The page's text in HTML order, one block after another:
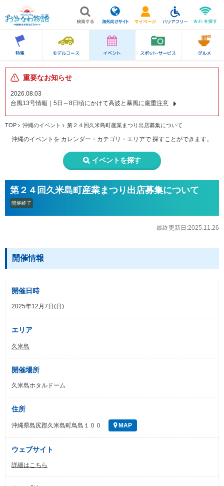
重要なお知らせ
2026.08.03
台風13号情報｜5日～8日頃にかけて高波と暴風に厳重注意
TOP 沖縄のイベント 第２４回久米島町産業まつり出店募集について
沖縄のイベントを カレンダー・カテゴリ・エリアで 探すことができます。
イベントを探す
第２４回久米島町産業まつり出店募集について
開催終了
最終更新日:2025.11.26
開催情報
開催日時
2025年12月7日(日)
エリア
久米島
開催場所
久米島ホタルドーム
住所
沖縄県島尻郡久米島町鳥島１００ MAP
ウェブサイト
詳細はこちら